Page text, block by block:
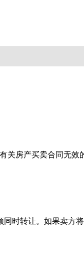
关房产买卖合同无效
时转让。如果卖方